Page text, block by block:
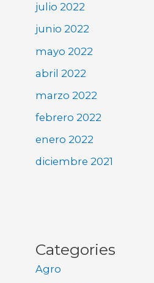
julio 2022
junio 2022
mayo 2022
abril 2022
marzo 2022
febrero 2022
enero 2022
diciembre 2021
Categories
Agro